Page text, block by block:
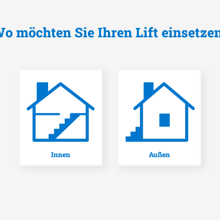
möchten Sie Ihren Lift
Innen Außen